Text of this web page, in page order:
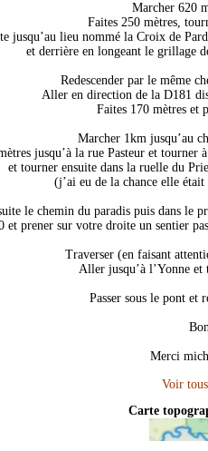
Marcher 620
Faites 250 mètres,
jusqu’au lieu nommé la Croix de
et derrière en longeant le grillage
Redescender par le même
Aller en direction de la D181
Faites 170 mètres et
Marcher 1km jusqu’au
jusqu’à la rue Pasteur et tourner
et tourner ensuite dans la ruelle du
(j’ai eu de la chance elle
le chemin du paradis puis dans le
et prener sur votre droite un sentier
Traverser (en faisant
Aller jusqu’à l’Yonne et
Passer sous le pont et
Merci
Carte